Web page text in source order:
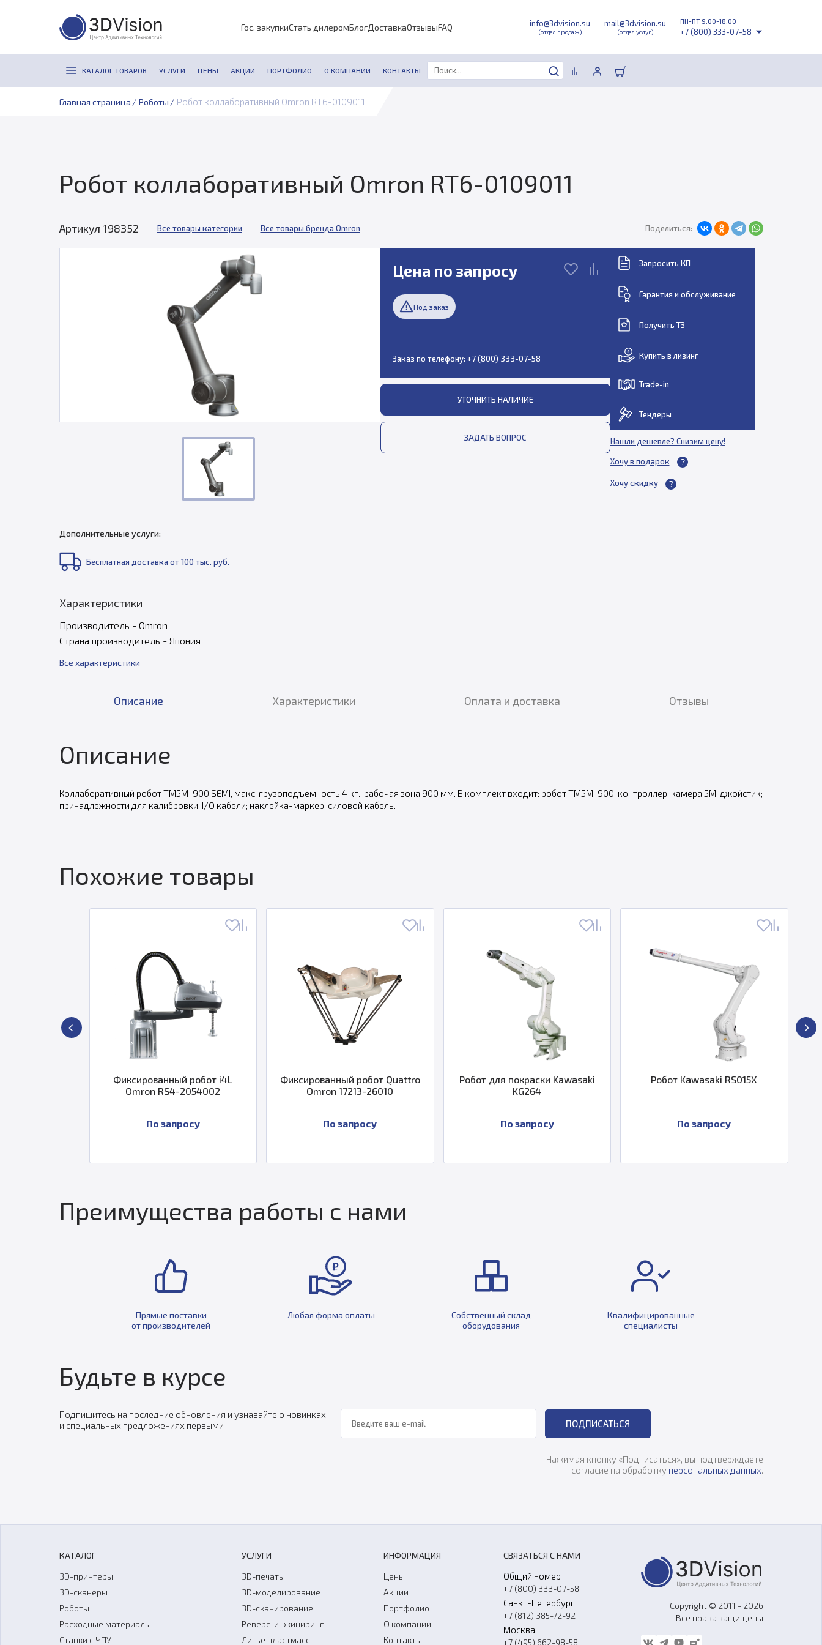
Гос. закупкиСтать дилеромБлогДоставкаОтзывыFAQ info@3dvision.su
(отдел продаж)
mail@3dvision.su
(отдел услуг)
ПН-ПТ 9:00-18:00
+7 (800) 333-07-58
КАТАЛОГ ТОВАРОВ УСЛУГИ ЦЕНЫ АКЦИИ ПОРТФОЛИО О КОМПАНИИ КОНТАКТЫ
Главная страница / Роботы / Робот коллаборативный Omron RT6-0109011
Робот коллаборативный Omron RT6-0109011
Артикул 198352 Все товары категории Все товары бренда Omron Поделиться:
Цена по запросу
Под заказ
Заказ по телефону: +7 (800) 333-07-58
УТОЧНИТЬ НАЛИЧИЕ
ЗАДАТЬ ВОПРОС
Запросить КП
Гарантия и обслуживание
Получить ТЗ
Купить в лизинг
Trade-in
Тендеры
Нашли дешевле? Снизим цену!
Хочу в подарок
Хочу скидку
Дополнительные услуги:
Бесплатная доставка от 100 тыс. руб.
Характеристики
Производитель - Omron
Страна производитель - Япония
Все характеристики
Описание Характеристики Оплата и доставка Отзывы
Описание
Коллаборативный робот TM5M-900 SEMI, макс. грузоподъемность 4 кг., рабочая зона 900 мм. В комплект входит: робот TM5M-900; контроллер; камера 5М; джойстик;
принадлежности для калибровки; I/O кабели; наклейка-маркер; силовой кабель.
Похожие товары
Фиксированный робот i4L
Omron RS4-2054002
По запросу
Фиксированный робот Quattro
Omron 17213-26010
По запросу
Робот для покраски Kawasaki
KG264
По запросу
Робот Kawasaki RS015X
По запросу
Преимущества работы с нами
Прямые поставки
от производителей
Любая форма оплаты
Собственный склад
оборудования
Квалифицированные
специалисты
Будьте в курсе
Подпишитесь на последние обновления и узнавайте о новинках
и специальных предложениях первыми
ПОДПИСАТЬСЯ
Нажимая кнопку «Подписаться», вы подтверждаете
согласие на обработку персональных данных.
КАТАЛОГ
3D-принтеры
3D-сканеры
Роботы
Расходные материалы
Станки с ЧПУ
УСЛУГИ
3D-печать
3D-моделирование
3D-сканирование
Реверс-инжиниринг
Литье пластмасс
ИНФОРМАЦИЯ
Цены
Акции
Портфолио
О компании
Контакты
СВЯЗАТЬСЯ С НАМИ
Общий номер
+7 (800) 333-07-58
Санкт-Петербург
+7 (812) 385-72-92
Москва
+7 (495) 662-98-58
Copyright © 2011 - 2026
Все права защищены